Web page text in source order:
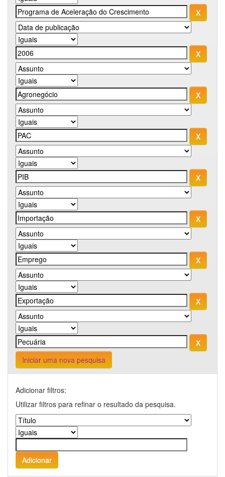
Iniciar uma nova pesquisa
Adicionar filtros:
Utilizar filtros para refinar o resultado da pesquisa.